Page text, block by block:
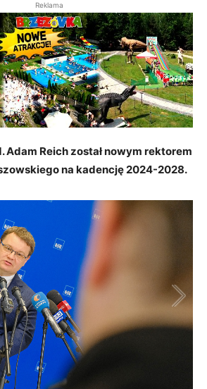
Reklama
Adam Reich został nowym rektorem
na kadencję 2024-2028.